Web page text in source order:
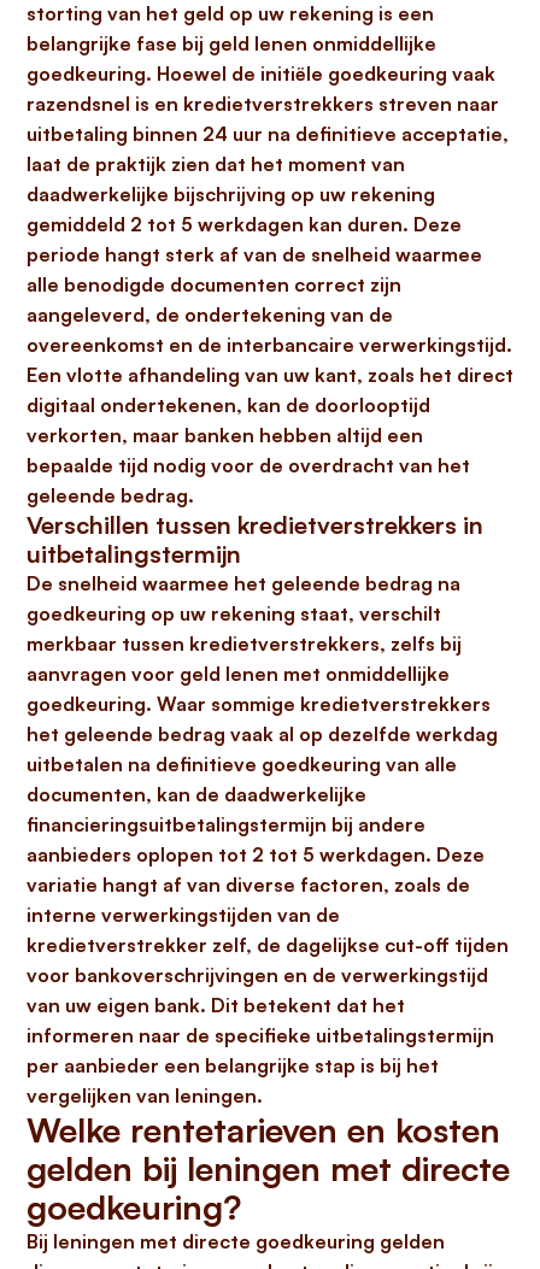
storting van het geld op uw rekening is een
belangrijke fase bij geld lenen onmiddellijke
goedkeuring. Hoewel de initiële goedkeuring vaak
razendsnel is en kredietverstrekkers streven naar
uitbetaling binnen 24 uur na definitieve acceptatie,
laat de praktijk zien dat het moment van
daadwerkelijke bijschrijving op uw rekening
gemiddeld 2 tot 5 werkdagen kan duren. Deze
periode hangt sterk af van de snelheid waarmee
alle benodigde documenten correct zijn
aangeleverd, de ondertekening van de
overeenkomst en de interbancaire verwerkingstijd.
Een vlotte afhandeling van uw kant, zoals het direct
digitaal ondertekenen, kan de doorlooptijd
verkorten, maar banken hebben altijd een
bepaalde tijd nodig voor de overdracht van het
geleende bedrag.
Verschillen tussen kredietverstrekkers in
uitbetalingstermijn
De snelheid waarmee het geleende bedrag na
goedkeuring op uw rekening staat, verschilt
merkbaar tussen kredietverstrekkers, zelfs bij
aanvragen voor geld lenen met onmiddellijke
goedkeuring. Waar sommige kredietverstrekkers
het geleende bedrag vaak al op dezelfde werkdag
uitbetalen na definitieve goedkeuring van alle
documenten, kan de daadwerkelijke
financieringsuitbetalingstermijn bij andere
aanbieders oplopen tot 2 tot 5 werkdagen. Deze
variatie hangt af van diverse factoren, zoals de
interne verwerkingstijden van de
kredietverstrekker zelf, de dagelijkse cut-off tijden
voor bankoverschrijvingen en de verwerkingstijd
van uw eigen bank. Dit betekent dat het
informeren naar de specifieke uitbetalingstermijn
per aanbieder een belangrijke stap is bij het
vergelijken van leningen.
Welke rentetarieven en kosten
gelden bij leningen met directe
goedkeuring?
Bij leningen met directe goedkeuring gelden